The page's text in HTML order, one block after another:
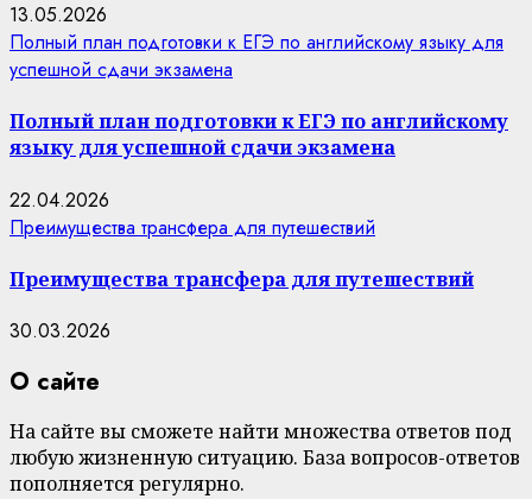
13.05.2026
Полный план подготовки к ЕГЭ по английскому языку для
успешной сдачи экзамена
Полный план подготовки к ЕГЭ по английскому
языку для успешной сдачи экзамена
22.04.2026
Преимущества трансфера для путешествий
Преимущества трансфера для путешествий
30.03.2026
О сайте
На сайте вы сможете найти множества ответов под
любую жизненную ситуацию. База вопросов-ответов
пополняется регулярно.